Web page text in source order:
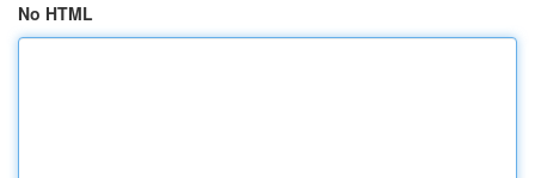
No HTML